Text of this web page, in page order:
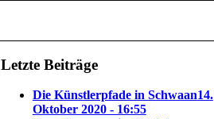
Letzte Beiträge
Die Künstlerpfade in Schwaan14.
Oktober 2020 - 16:55